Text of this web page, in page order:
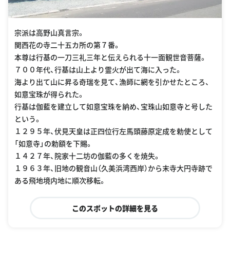
宗派は高野山真言宗。
関西花の寺二十五カ所の第７番。
本尊は行基の一刀三礼三年と伝えられる十一面観世音菩薩。
７００年代、行基は山上より霊火が出て海に入った。
海より出て山に昇る奇瑞を見て、漁師に網を引かせたところ、
如意宝珠が得られた。
行基は伽藍を建立して如意宝珠を納め、宝珠山如意寺と号した
という。
１２９５年、伏見天皇は正四位行左馬頭藤原定成を勅使として
「如意寺」の勅額を下賜。
１４２７年、院家十二坊の伽藍の多くを焼失。
１９６３年、旧地の観音山（久美浜湾西岸）から末寺大円寺跡で
ある飛地境内地に順次移転。
このスポットの詳細を見る